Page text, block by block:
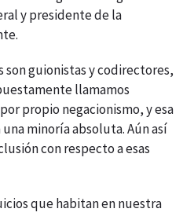
y presidente de la
son guionistas y codirectores,
llamamos
propio negacionismo, y esa
minoría absoluta. Aún así
con respecto a esas
que habitan en nuestra